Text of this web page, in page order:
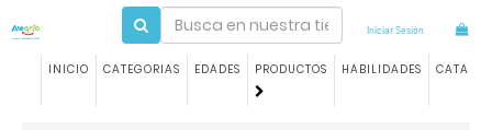
Iniciar Sesión
INICIO CATEGORIAS EDADES PRODUCTOS HABILIDADES